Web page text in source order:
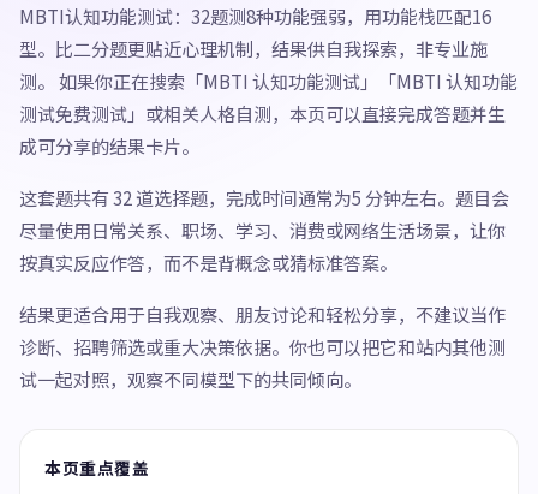
MBTI认知功能测试：32题测8种功能强弱，用功能栈匹配16
型。比二分题更贴近心理机制，结果供自我探索，非专业施
测。 如果你正在搜索「MBTI 认知功能测试」「MBTI 认知功能
测试免费测试」或相关人格自测，本页可以直接完成答题并生
成可分享的结果卡片。
这套题共有 32 道选择题，完成时间通常为5 分钟左右。题目会
尽量使用日常关系、职场、学习、消费或网络生活场景，让你
按真实反应作答，而不是背概念或猜标准答案。
结果更适合用于自我观察、朋友讨论和轻松分享，不建议当作
诊断、招聘筛选或重大决策依据。你也可以把它和站内其他测
试一起对照，观察不同模型下的共同倾向。
本页重点覆盖